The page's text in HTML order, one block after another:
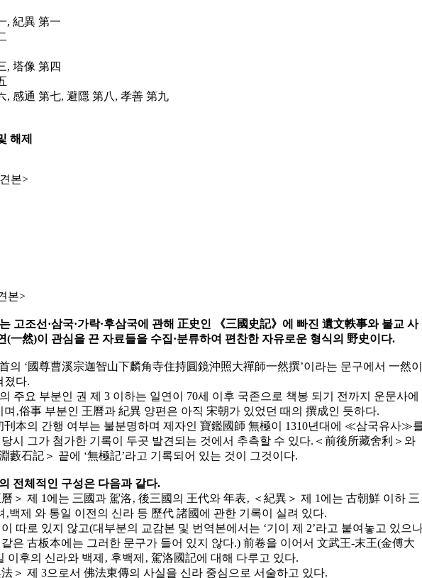
, 紀異 第一
, 塔像 第四
, 感通 第七, 避隱 第八, 孝善 第九
해제
본>
본>
고조선·삼국·가락·후삼국에 관해 正史인 《三國史記》에 빠진 遺文軼事와 불교 사
(一然)이 관심을 끈 자료들을 수집·분류하여 편찬한 자유로운 형식의 野史이다.
의 ‘國尊曹溪宗迦智山下麟角寺住持圓鏡沖照大禪師一然撰’이라는 문구에서 一然이
졌다.
주요 부분인 권 제 3 이하는 일연이 70세 이후 국존으로 책봉 되기 전까지 운문사에
며‚俗事 부분인 王曆과 紀異 양편은 아직 宋朝가 있었던 때의 撰成인 듯하다.
刊本의 간행 여부는 불분명하며 제자인 寶鑑國師 無極이 1310년대에 ≪삼국유사≫
시 그가 첨가한 기록이 두곳 발견되는 것에서 추측할 수 있다.＜前後所藏舍利＞와
藪石記＞ 끝에 ‘無極記’라고 기록되어 있는 것이 그것이다.
전체적인 구성은 다음과 같다.
＞ 제 1에는 三國과 駕洛‚ 後三國의 王代와 年表‚ ＜紀異＞ 제 1에는 古朝鮮 이하 三
‚백제 와 통일 이전의 신라 등 歷代 諸國에 관한 기록이 실려 있다.
따로 있지 않고(대부분의 교감본 및 번역본에서는 ‘기이 제 2’라고 붙여놓고 있으
은 古板本에는 그러한 문구가 들어 있지 않다.) 前卷을 이어서 文武王-末王(金傅大
이후의 신라와 백제‚ 후백제‚ 駕洛國記에 대해 다루고 있다.
＞ 제 3으로서 佛法東傳의 사실을 신라 중심으로 서술하고 있다.